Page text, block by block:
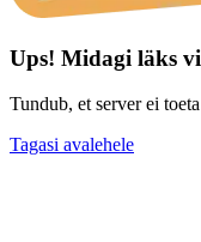
Ups! Midagi läks
Tundub, et server ei
Tagasi avalehele